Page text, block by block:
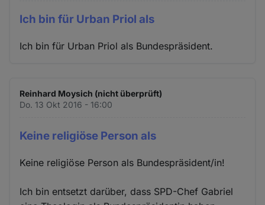
Ich bin für Urban Priol als
Ich bin für Urban Priol als Bundespräsident.
Reinhard Moysich (nicht überprüft)
Do. 13 Okt 2016 - 16:00
Keine religiöse Person als
Keine religiöse Person als Bundespräsident/in!
Ich bin entsetzt darüber, dass SPD-Chef Gabriel